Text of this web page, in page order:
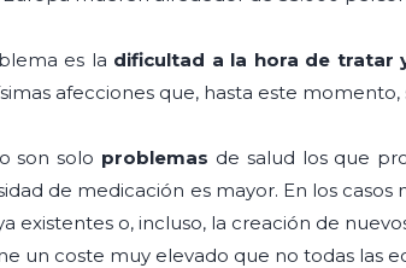
es la dificultad a la hora de tratar
afecciones que, hasta este
son solo problemas de salud los que
de medicación es mayor. En los
existentes o, incluso, la creación de
un coste muy elevado que no todas las